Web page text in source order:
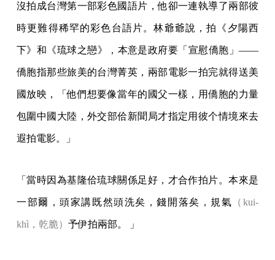
沒拍成台灣第一部彩色國語片，他卻一連執導了兩部彼
時更難得稀罕的彩色台語片。林爺爺說，拍《夕陽西
下》和《琉球之戀》，本意是政府要「宣慰僑胞」——
僑胞指那些旅美的台灣菁英，兩部電影一拍完就得送美
國放映，「他們想要像當年的國父一樣，用僑胞的力量
包圍中國大陸，外交部佮新聞局才指定用彼个情境來去
遐拍電影。」
「當時因為基隆佮琉球關係足好，才合作拍片。本來是
一部爾，頭家講既然頭洗矣，錢開落矣，規氣 （kui-
khì，乾脆） 予伊拍兩部。 」